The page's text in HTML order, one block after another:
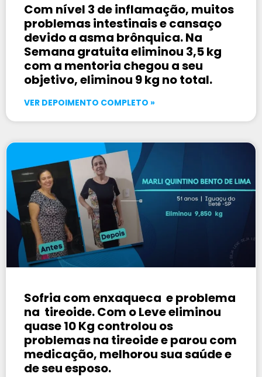
Com nível 3 de inflamação, muitos
problemas intestinais e cansaço
devido a asma brônquica. Na
Semana gratuita eliminou 3,5 kg
com a mentoria chegou a seu
objetivo, eliminou 9 kg no total.
VER DEPOIMENTO COMPLETO »
Sofria com enxaqueca e problema
na tireoide. Com o Leve eliminou
quase 10 Kg controlou os
problemas na tireoide e parou com
medicação, melhorou sua saúde e
de seu esposo.